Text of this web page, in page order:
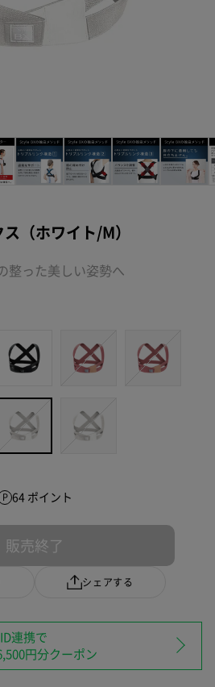
（ホワイト/M）
整った美しい姿勢へ
64 ポイント
販売終了
シェアする
ID連携で
円分クーポン